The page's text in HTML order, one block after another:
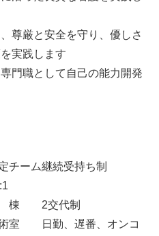
尊厳と安全を守り、優しさ
実践します
門職として自己の能力開発
ム継続受持ち制
棟 2交代制
遅番、オンコ